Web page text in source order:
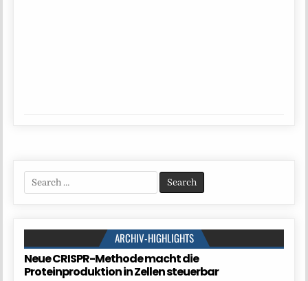
Search
for:
ARCHIV-HIGHLIGHTS
Neue CRISPR-Methode macht die
Proteinproduktion in Zellen steuerbar